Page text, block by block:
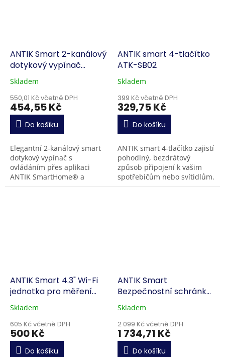
ANTIK Smart 2-kanálový
dotykový vypínač
(250W)
Skladem
550,01 Kč včetně DPH
454,55 Kč
Do košíku
Elegantní 2-kanálový smart
dotykový vypínač s
ovládáním přes aplikaci
ANTIK SmartHome® a
hlasovými asistenty Google
ANTIK smart 4-tlačítko
ATK-SB02
Skladem
399 Kč včetně DPH
329,75 Kč
Do košíku
ANTIK smart 4-tlačítko zajistí
pohodlný, bezdrátový
způsob připojení k vašim
spotřebičům nebo svítidlům.
Ovládejte osvětlení,
ANTIK Smart 4.3" Wi-Fi
jednotka pro měření
teploty a vlhkosti
Skladem
605 Kč včetně DPH
500 Kč
Do košíku
ANTIK Smart
Bezpečnostní schránka
na klíče
Skladem
2 099 Kč včetně DPH
1 734,71 Kč
Do košíku